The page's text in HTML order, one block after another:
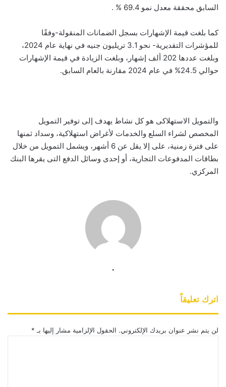
السابق محققة معدل نمو 69.4 % .
كما بلغت قيمة الإشهارات بسجل الضمانات المنقولة-وفقًا
للمؤشرات التقديرية- نحو 3.1 تريليون جنيه في نهاية عام 2024،
وبلغت عددها 202 ألف إشهار، وبلغت الزيادة في قيمة الإشهارات
حوالي 24.5% في عام 2024 مقارنة بالعام السابق.
والتمويل الاستهلاكى هو كل نشاط يهدف إلى توفير التمويل
المخصص لشراء السلع والخدمات لأغراض استهلاكية، وسداد ثمنها
على فترة زمنية، على إلا يقل عن 6 أشهر، ويشمل التمويل من خلال
بطاقات المدفوعات التجارية، أو إحدى وسائل الدفع التى يقرها البنك
المركزي.
.
اترك تعليقاً
لن يتم نشر عنوان بريدك الإلكتروني. الحقول الإلزامية مشار إليها بـ *